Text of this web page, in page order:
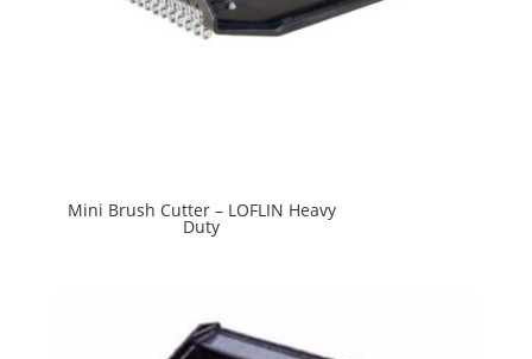
Mini Brush Cutter – LOFLIN Heavy
Duty